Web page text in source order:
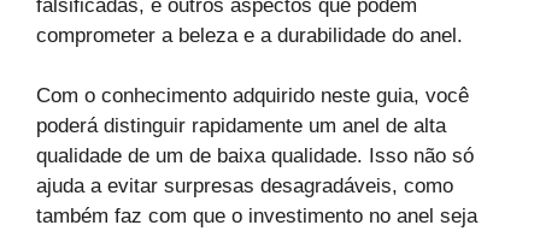
falsificadas, e outros aspectos que podem
comprometer a beleza e a durabilidade do anel.
Com o conhecimento adquirido neste guia, você
poderá distinguir rapidamente um anel de alta
qualidade de um de baixa qualidade. Isso não só
ajuda a evitar surpresas desagradáveis, como
também faz com que o investimento no anel seja